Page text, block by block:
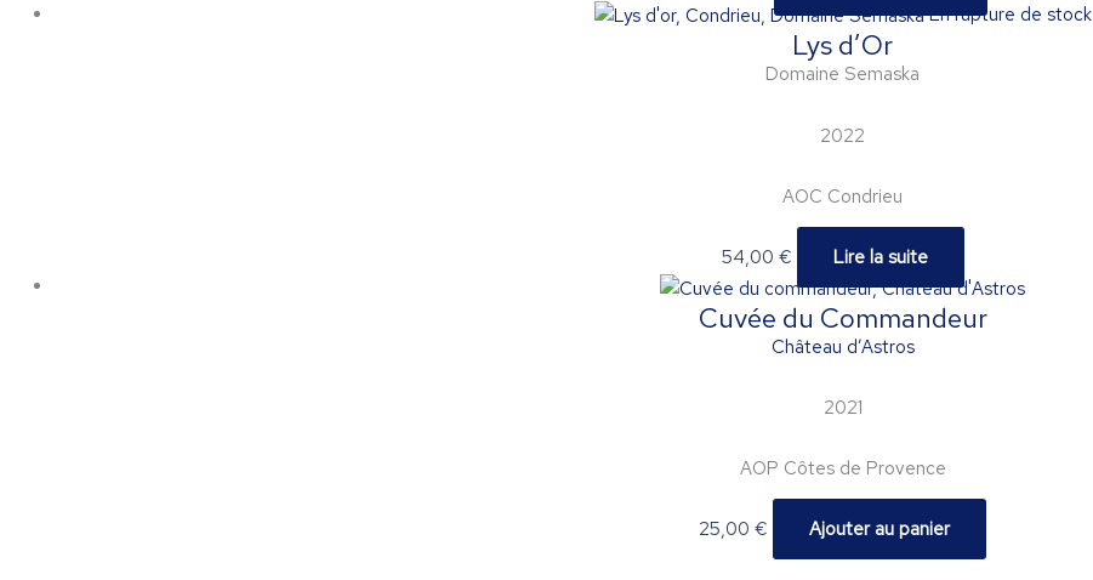
En rupture de stock
Lys d’Or
Domaine Semaska
2022
AOC Condrieu
54,00 € Lire la suite
Cuvée du Commandeur
Château d’Astros
2021
AOP Côtes de Provence
25,00 € Ajouter au panier